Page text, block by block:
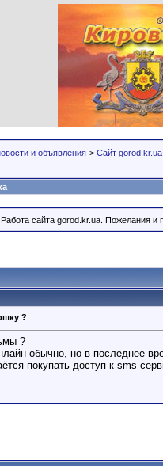
и объявления > Сайт
Работа сайта gorod.kr.ua. Пожелания и
?
?
обычно, но в последнее
покупать доступ к sms